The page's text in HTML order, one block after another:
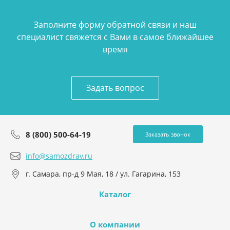
Заполните форму обратной связи и наш
специалист свяжется с Вами в самое ближайшее
время
Задать вопрос
8 (800) 500-64-19 Заказать звонок
info@samozdrav.ru
г. Самара, пр-д 9 Мая, 18 / ул. Гагарина, 153
Каталог
О компании